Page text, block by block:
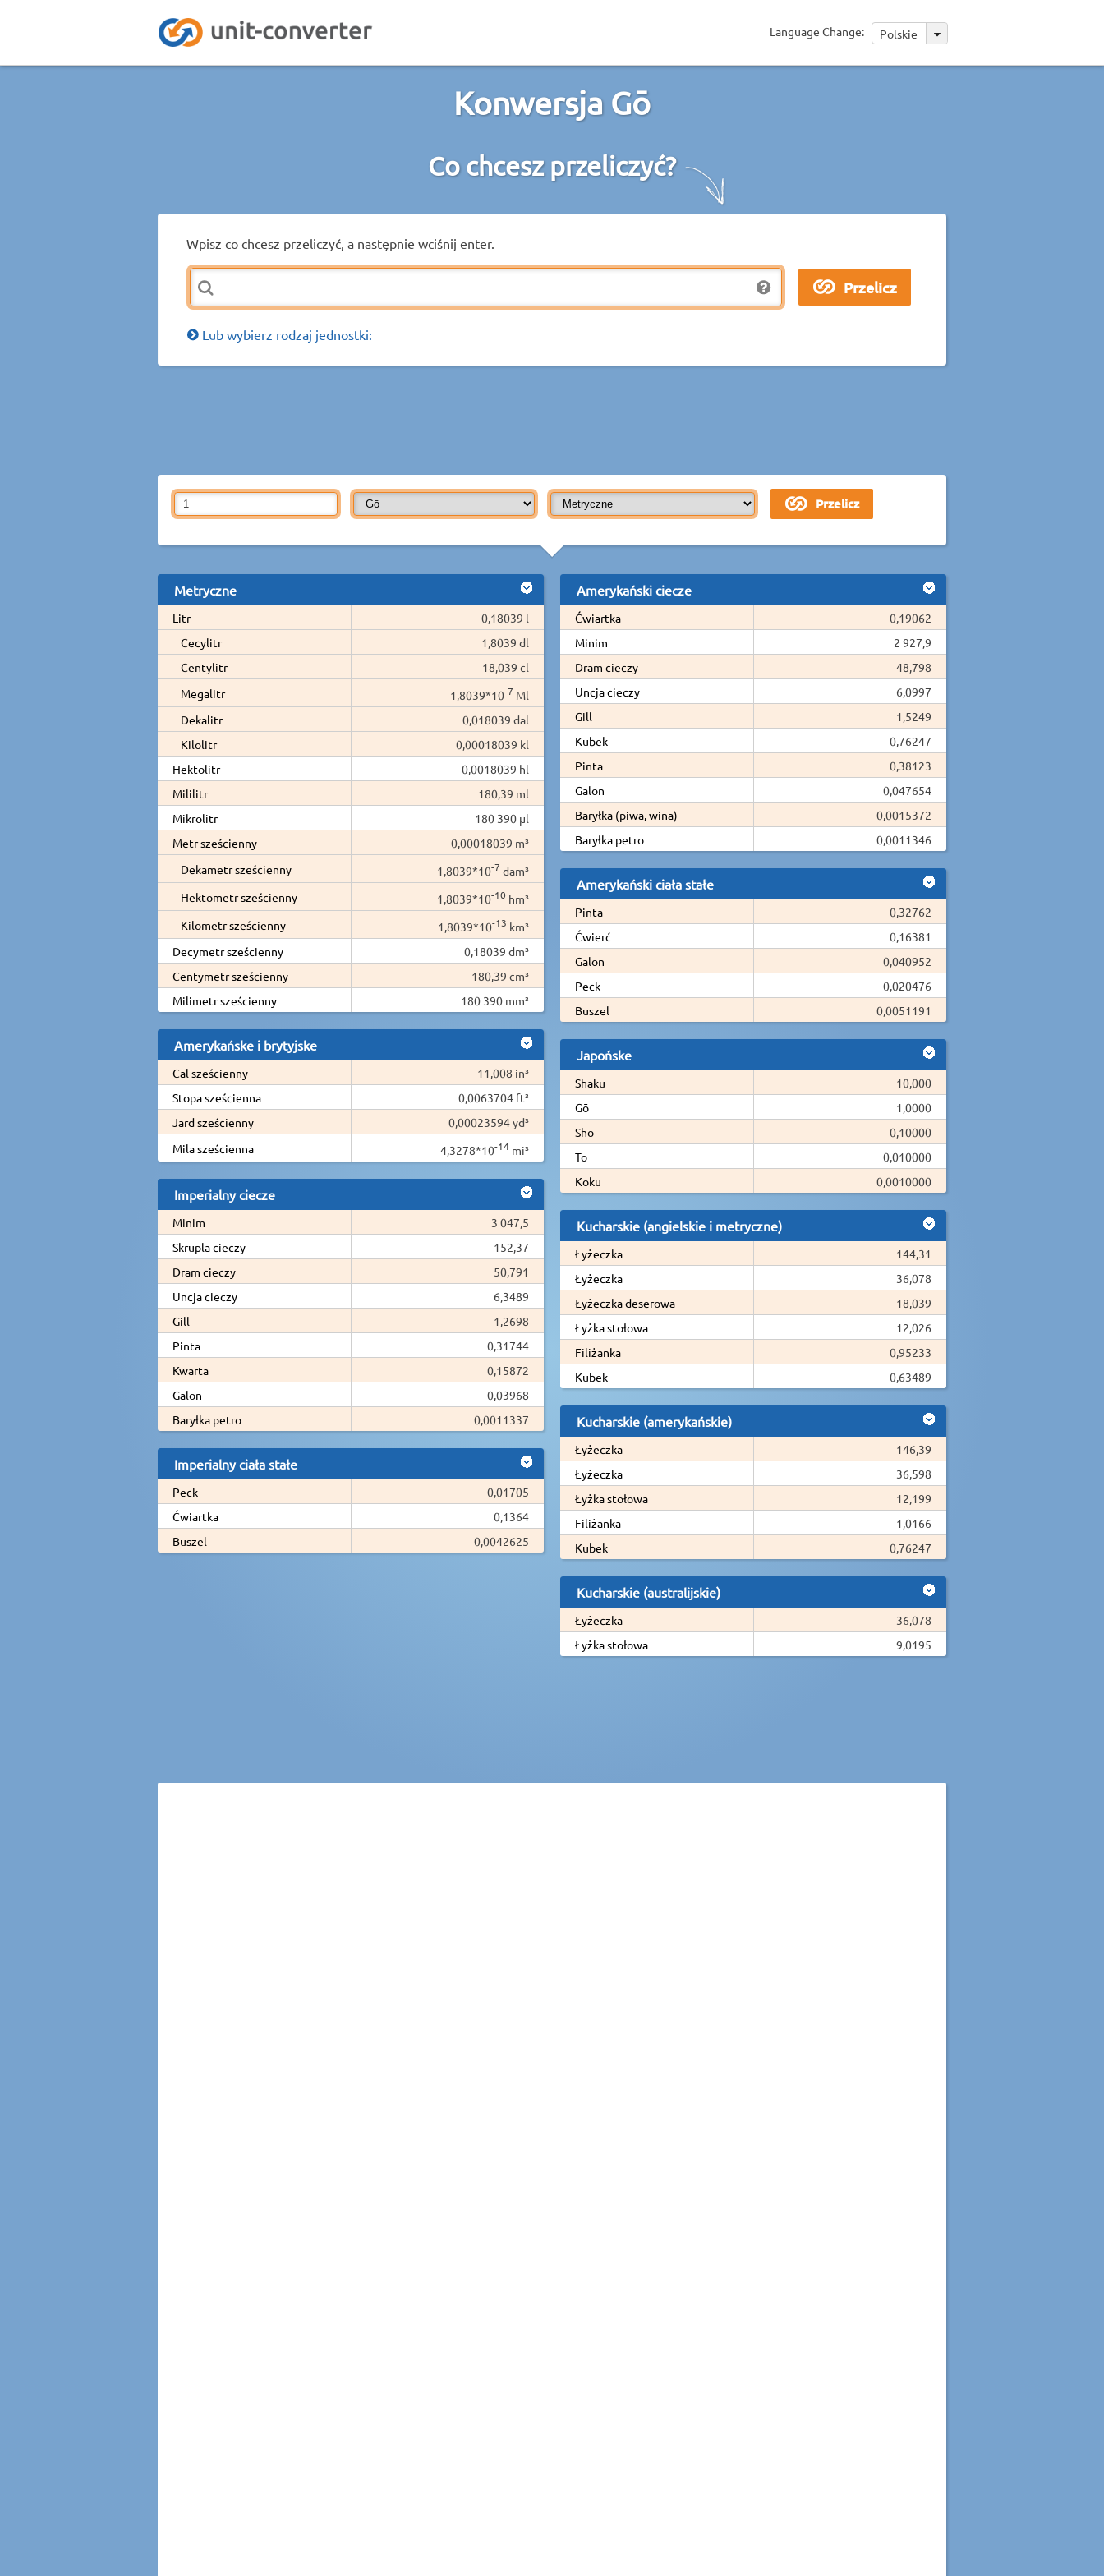
Language Change: Polskie
Konwersja Gō
Co chcesz przeliczyć?
Wpisz co chcesz przeliczyć, a następnie wciśnij enter.
Lub wybierz rodzaj jednostki:
Metryczne
Litr
0,18039 l
Cecylitr
1,8039 dl
Centylitr
18,039 cl
Megalitr
1,8039*10-7 Ml
Dekalitr
0,018039 dal
Kilolitr
0,00018039 kl
Hektolitr
0,0018039 hl
Mililitr
180,39 ml
Mikrolitr
180 390 µl
Metr sześcienny
0,00018039 m³
Dekametr sześcienny
1,8039*10-7 dam³
Hektometr sześcienny
1,8039*10-10 hm³
Kilometr sześcienny
1,8039*10-13 km³
Decymetr sześcienny
0,18039 dm³
Centymetr sześcienny
180,39 cm³
Milimetr sześcienny
180 390 mm³
Amerykańske i brytyjske
Cal sześcienny
11,008 in³
Stopa sześcienna
0,0063704 ft³
Jard sześcienny
0,00023594 yd³
Mila sześcienna
4,3278*10-14 mi³
Imperialny ciecze
Minim
3 047,5
Skrupla cieczy
152,37
Dram cieczy
50,791
Uncja cieczy
6,3489
Gill
1,2698
Pinta
0,31744
Kwarta
0,15872
Galon
0,03968
Baryłka petro
0,0011337
Imperialny ciała stałe
Peck
0,01705
Ćwiartka
0,1364
Buszel
0,0042625
Amerykański ciecze
Ćwiartka
0,19062
Minim
2 927,9
Dram cieczy
48,798
Uncja cieczy
6,0997
Gill
1,5249
Kubek
0,76247
Pinta
0,38123
Galon
0,047654
Baryłka (piwa, wina)
0,0015372
Baryłka petro
0,0011346
Amerykański ciała stałe
Pinta
0,32762
Ćwierć
0,16381
Galon
0,040952
Peck
0,020476
Buszel
0,0051191
Japońske
Shaku
10,000
Gō
1,0000
Shō
0,10000
To
0,010000
Koku
0,0010000
Kucharskie (angielskie i metryczne)
Łyżeczka
144,31
Łyżeczka
36,078
Łyżeczka deserowa
18,039
Łyżka stołowa
12,026
Filiżanka
0,95233
Kubek
0,63489
Kucharskie (amerykańskie)
Łyżeczka
146,39
Łyżeczka
36,598
Łyżka stołowa
12,199
Filiżanka
1,0166
Kubek
0,76247
Kucharskie (australijskie)
Łyżeczka
36,078
Łyżka stołowa
9,0195